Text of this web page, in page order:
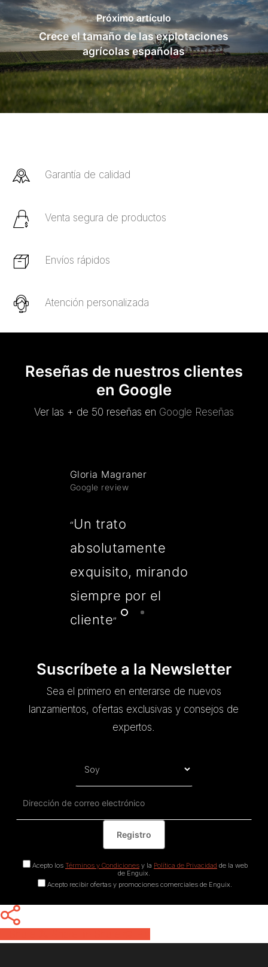
Próximo artículo
Crece el tamaño de las explotaciones
agrícolas españolas
Garantía de calidad
Venta segura de productos
Envíos rápidos
Atención personalizada
Reseñas de nuestros clientes
en Google
Ver las + de 50 reseñas en Google Reseñas
Gloria Magraner
Google review
“Un trato
absolutamente
exquisito, mirando
siempre por el
cliente”
Suscríbete a la Newsletter
Sea el primero en enterarse de nuevos
lanzamientos, ofertas exclusivas y consejos de
expertos.
Acepto los Términos y Condicionesy la Política de Privacidad de la web
de Enguix.
Acepto recibir ofertas y promociones comerciales de Enguix.